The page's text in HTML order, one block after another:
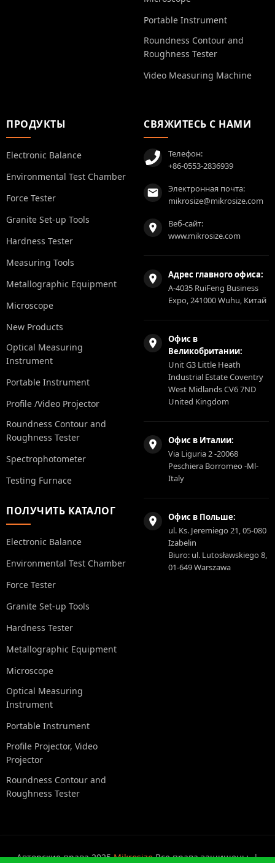
Portable Instrument
Roundness Contour and
Roughness Tester
Video Measuring Machine
ПРОДУКТЫ
Electronic Balance
Environmental Test Chamber
Force Tester
Granite Set-up Tools
Hardness Tester
Measuring Tools
Metallographic Equipment
Microscope
New Products
Optical Measuring
Instrument
Portable Instrument
Profile /Video Projector
Roundness Contour and
Roughness Tester
Spectrophotometer
Testing Furnace
ПОЛУЧИТЬ КАТАЛОГ
Electronic Balance
Environmental Test Chamber
Force Tester
Granite Set-up Tools
Hardness Tester
Metallographic Equipment
Microscope
Optical Measuring
Instrument
Portable Instrument
Profile Projector, Video
Projector
Roundness Contour and
Roughness Tester
СВЯЖИТЕСЬ С НАМИ
Телефон:
+86-0553-2836939
Электронная почта:
mikrosize@mikrosize.com
Веб-сайт:
www.mikrosize.com
Адрес главного офиса:
A-4035 RuiFeng Business
Expo, 241000 Wuhu, Китай
Офис в
Великобритании:
Unit G3 Little Heath
Industrial Estate Coventry
West Midlands CV6 7ND
United Kingdom
Офис в Италии:
Via Liguria 2 -20068
Peschiera Borromeo -Ml-
Italy
Офис в Польше:
ul. Ks. Jeremiego 21, 05-080
Izabelin
Biuro: ul. Lutosławskiego 8,
01-649 Warszawa
Авторские права 2025MikrosizeВсе права защищены. |